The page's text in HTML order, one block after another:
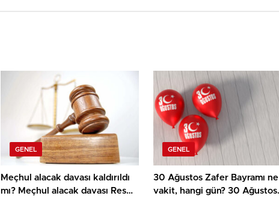
GENEL
Meçhul alacak davası kaldırıldı
mı? Meçhul alacak davası Resmi
GENEL
30 Ağustos Zafer Bayramı ne
vakit, hangi gün? 30 Ağustos